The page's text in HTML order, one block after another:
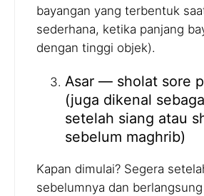
bayangan yang terbentuk
sederhana, ketika panjang
dengan tinggi objek).
Asar — sholat sore
(juga dikenal
setelah siang atau
sebelum maghrib)
Kapan dimulai? Segera
sebelumnya dan